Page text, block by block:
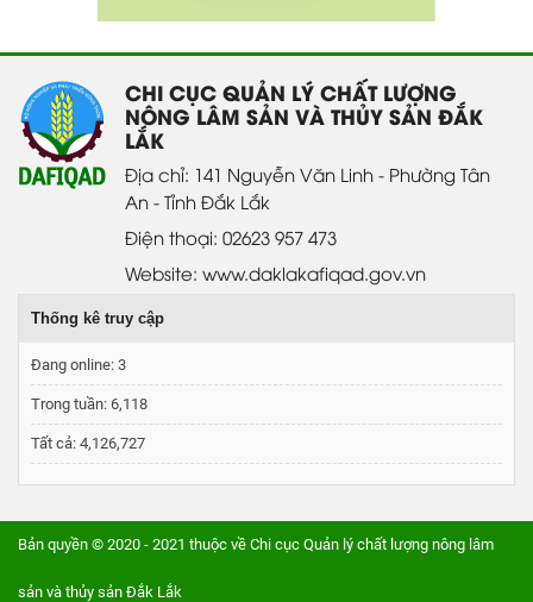
CHI CỤC QUẢN LÝ CHẤT LƯỢNG
NÔNG LÂM SẢN VÀ THỦY SẢN ĐẮK
LẮK
Địa chỉ: 141 Nguyễn Văn Linh - Phường Tân
An - Tỉnh Đắk Lắk
Điện thoại: 02623 957 473
Website: www.daklakafiqad.gov.vn
Thống kê truy cập
Đang online: 3
Trong tuần: 6,118
Tất cả: 4,126,727
Bản quyền © 2020 - 2021 thuộc về Chi cục Quản lý chất lượng nông lâm
sản và thủy sản Đắk Lắk